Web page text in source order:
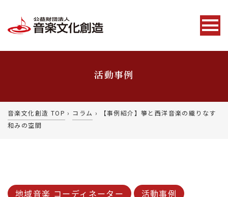
活動事例
音楽文化創造 TOP › コラム ›
【事例紹介】箏と西洋音楽の織りなす
和みの空間
地域音楽 コーディネーター 活動事例